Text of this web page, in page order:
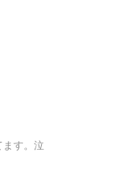
す。泣